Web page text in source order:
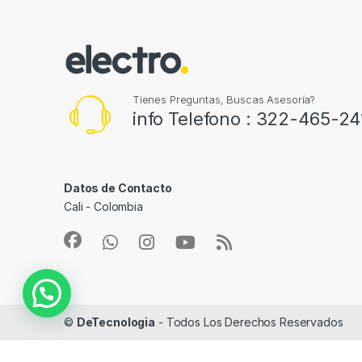
Tienes Preguntas, Buscas Asesoría?
info Telefono : 322-465-
Datos de Contacto
Cali - Colombia
© DeTecnologia - Todos Los Derechos Reservados